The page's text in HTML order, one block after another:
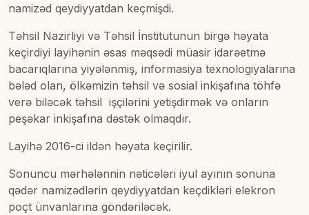
namizəd qeydiyyatdan keçmişdi.
Təhsil Nazirliyi və Təhsil İnstitutunun birgə həyata
keçirdiyi layihənin əsas məqsədi müasir idarəetmə
bacarıqlarına yiyələnmiş, informasiya texnologiyalarına
bələd olan, ölkəmizin təhsil və sosial inkişafına töhfə
verə biləcək təhsil işçilərini yetişdirmək və onların
peşəkar inkişafına dəstək olmaqdır.
Layihə 2016-ci ildən həyata keçirilir.
Sonuncu mərhələnnin nəticələri iyul ayının sonuna
qədər namizədlərin qeydiyyatdan keçdikləri elekron
poçt ünvanlarına göndəriləcək.